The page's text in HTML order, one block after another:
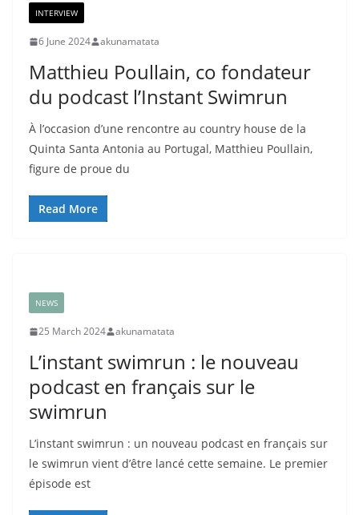
INTERVIEW
6 June 2024 akunamatata
Matthieu Poullain, co fondateur
du podcast l’Instant Swimrun
À l’occasion d’une rencontre au country house de la
Quinta Santa Antonia au Portugal, Matthieu Poullain,
figure de proue du
Read More
NEWS
25 March 2024 akunamatata
L’instant swimrun : le nouveau
podcast en français sur le
swimrun
L’instant swimrun : un nouveau podcast en français sur
le swimrun vient d’être lancé cette semaine. Le premier
épisode est